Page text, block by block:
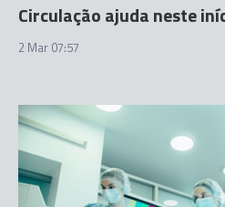
Circulação ajuda neste
2 Mar 07:57